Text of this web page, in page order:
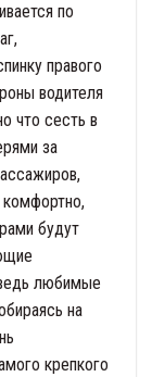
по
правого
водителя
что сесть в
за
будут
любимые
на
крепкого